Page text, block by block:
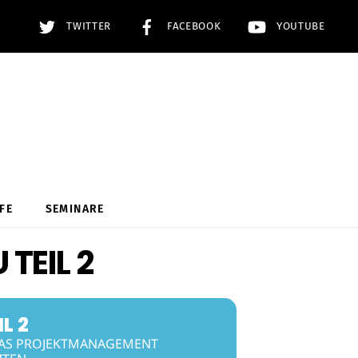
TWITTER FACEBOOK YOUTUBE
SEMINARE
2
2
PROJEKTMANAGEMENT